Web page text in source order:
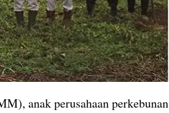
anak perusahaan perkebunan